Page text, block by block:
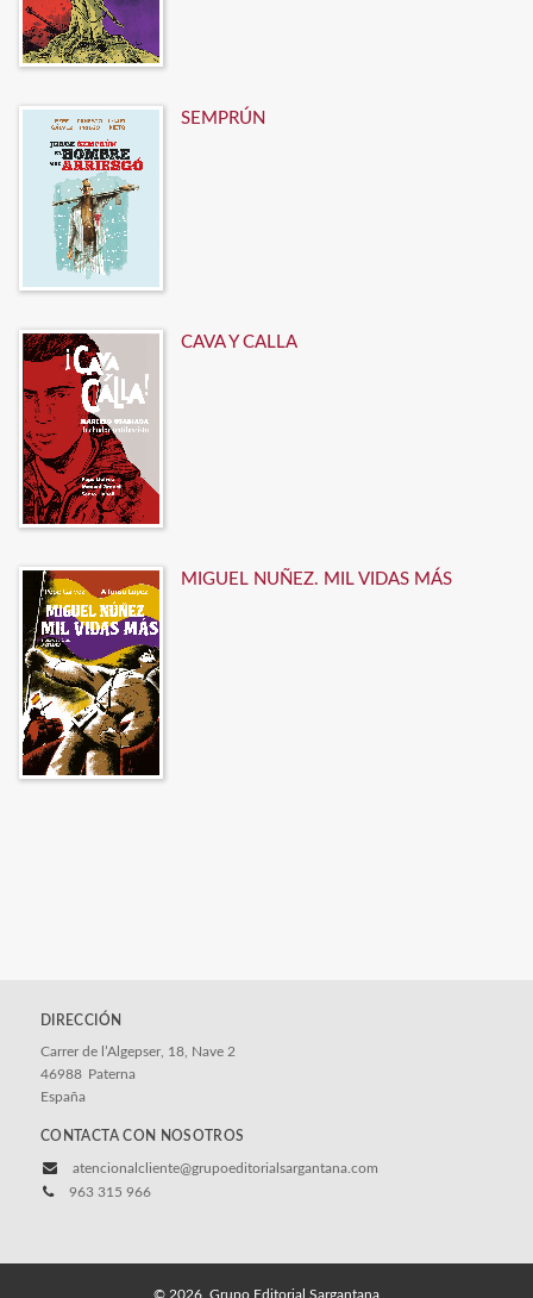
SEMPRÚN
CAVA Y CALLA
MIGUEL NUÑEZ. MIL VIDAS MÁS
DIRECCIÓN
Carrer de l’Algepser, 18, Nave 2
46988 Paterna
España
CONTACTA CON NOSOTROS
atencionalcliente@grupoeditorialsargantana.com
963 315 966
© 2026, Grupo Editorial Sargantana